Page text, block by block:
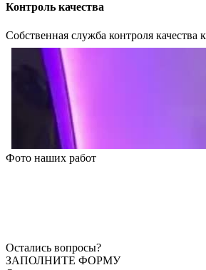
Контроль качества
Собственная служба контроля качества
Фото наших работ
Остались вопросы?
ЗАПОЛНИТЕ ФОРМУ